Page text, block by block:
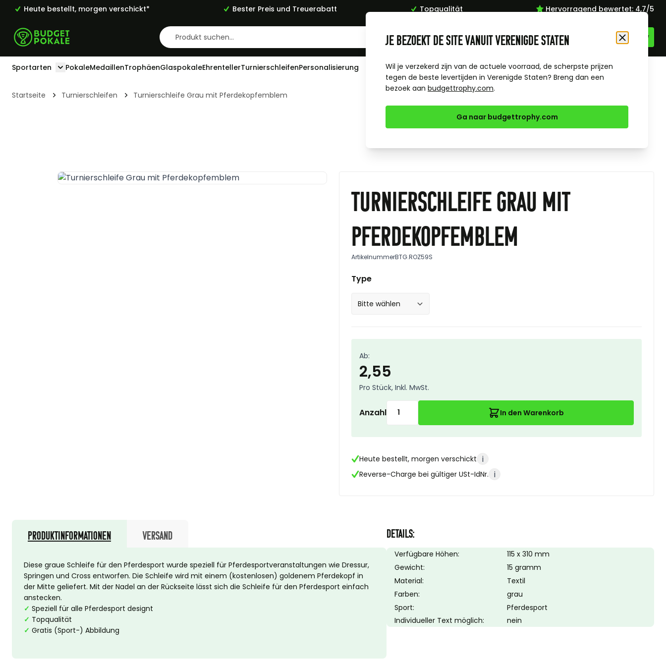
Heute bestellt, morgen verschickt* Bester Preis und Treuerabatt Topqualität Hervorragend bewertet: 4,7/5
Sportarten Toggle submenu for Sportarten
PokaleMedaillenTrophäenGlaspokaleEhrentellerTurnierschleifenPersonalisierung
Startseite Turnierschleifen Turnierschleife Grau mit Pferdekopfemblem
Turnierschleife Grau mit
Pferdekopfemblem
ArtikelnummerBTG.ROZ59S
Type
Ab:
2,55
Pro Stück, Inkl. MwSt.
Anzahl In den Warenkorb
Heute bestellt, morgen verschickt i
Reverse-Charge bei gültiger USt-IdNr. i
Diese graue Schleife für den Pferdesport wurde speziell für Pferdesportveranstaltungen wie Dressur,
Springen und Cross entworfen. Die Schleife wird mit einem (kostenlosen) goldenem Pferdekopf in
der Mitte geliefert. Mit der Nadel an der Rückseite lässt sich die Schleife für den Pferdesport einfach
anstecken.
✓ Speziell für alle Pferdesport designt
✓ Topqualität
✓ Gratis (Sport-) Abbildung
Produktinformationen Versand DETAILS:
Verfügbare Höhen:
115 x 310 mm
Gewicht:
15 gramm
Material:
Textil
Farben:
grau
Sport:
Pferdesport
Individueller Text möglich:
nein
Je bezoekt de site vanuit Verenigde Staten
Schließen
Wil je verzekerd zijn van de actuele voorraad, de scherpste prijzen
tegen de beste levertijden in Verenigde Staten? Breng dan een
bezoek aan budgettrophy.com.
Ga naar budgettrophy.com